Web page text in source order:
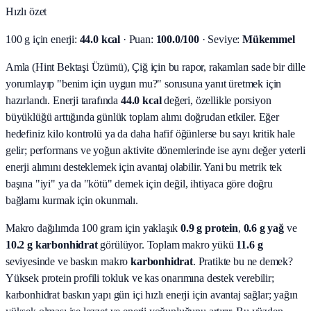
Hızlı özet
100 g için enerji: 44.0 kcal · Puan: 100.0/100· Seviye: Mükemmel
Amla (Hint Bektaşi Üzümü), Çiğ için bu rapor, rakamları sade bir dille
yorumlayıp "benim için uygun mu?" sorusuna yanıt üretmek için
hazırlandı. Enerji tarafında 44.0 kcaldeğeri, özellikle porsiyon
büyüklüğü arttığında günlük toplam alımı doğrudan etkiler. Eğer
hedefiniz kilo kontrolü ya da daha hafif öğünlerse bu sayı kritik hale
gelir; performans ve yoğun aktivite dönemlerinde ise aynı değer yeterli
enerji alımını desteklemek için avantaj olabilir. Yani bu metrik tek
başına "iyi" ya da "kötü" demek için değil, ihtiyaca göre doğru
bağlamı kurmak için okunmalı.
Makro dağılımda 100 gram için yaklaşık0.9g protein, 0.6 g yağve
10.2 g karbonhidratgörülüyor. Toplam makro yükü 11.6g
seviyesinde ve baskın makro karbonhidrat. Pratikte bu ne demek?
Yüksek protein profili tokluk ve kas onarımına destek verebilir;
karbonhidrat baskın yapı gün içi hızlı enerji için avantaj sağlar; yağın